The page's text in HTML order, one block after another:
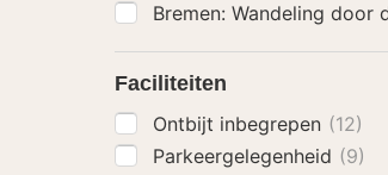
Faciliteiten
Ontbijt inbegrepen (12)
Parkeergelegenheid (9)